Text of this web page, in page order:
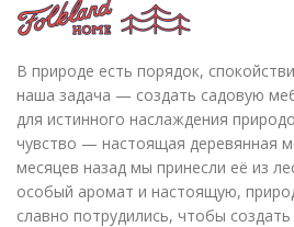
В природе есть порядок,
наша задача — создать садовую
для истинного наслаждения
чувство — настоящая деревянная
месяцев назад мы принесли её из
особый аромат и настоящую,
славно потрудились, чтобы